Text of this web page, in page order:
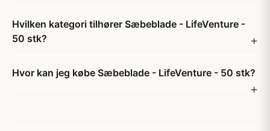
Hvilken kategori tilhører Sæbeblade - LifeVenture -
50 stk?
Hvor kan jeg købe Sæbeblade - LifeVenture - 50 stk?